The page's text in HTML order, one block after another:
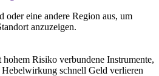
oder eine andere Region aus, um
anzuzeigen.
Risiko verbundene Instrumente,
schnell Geld verlieren